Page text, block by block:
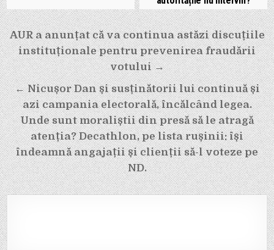
Navigare
în
articole
AUR a anunțat că va continua astăzi discuțiile
instituționale pentru prevenirea fraudării
votului →
← Nicușor Dan și susținătorii lui continuă și
azi campania electorală, încălcând legea.
Unde sunt moraliștii din presă să le atragă
atenția? Decathlon, pe lista rușinii: își
îndeamnă angajații și clienții să-l voteze pe
ND.